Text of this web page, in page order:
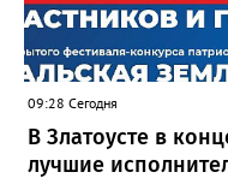
оперативно делиться
заинтересованными – от
потребителей.
09:28 Сегодня
В Златоусте в
лучшие